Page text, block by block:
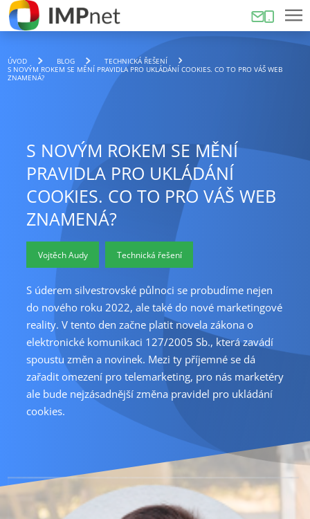
ÚVOD BLOG
TECHNICKÁ ŘEŠENÍ
S NOVÝM ROKEM SE MĚNÍ PRAVIDLA PRO UKLÁDÁNÍ COOKIES. CO TO PRO VÁŠ WEB
ZNAMENÁ?
S NOVÝM ROKEM SE MĚNÍ
PRAVIDLA PRO UKLÁDÁNÍ
COOKIES. CO TO PRO VÁŠ WEB
ZNAMENÁ?
Vojtěch Audy Technická řešení
S úderem silvestrovské půlnoci se probudíme nejen
do nového roku 2022, ale také do nové marketingové
reality. V tento den začne platit novela zákona o
elektronické komunikaci 127/2005 Sb., která zavádí
spoustu změn a novinek. Mezi ty příjemné se dá
zařadit omezení pro telemarketing, pro nás marketéry
ale bude nejzásadnější změna pravidel pro ukládání
cookies.